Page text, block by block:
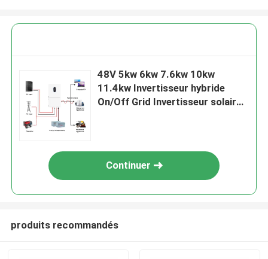
48V 5kw 6kw 7.6kw 10kw
11.4kw Invertisseur hybride
On/Off Grid Invertisseur solaire
Continuer
produits recommandés